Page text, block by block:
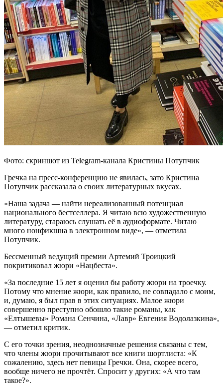
Фото: скриншот из Telegram-канала Кристины Потупчик
Гречка на пресс-конференцию не явилась, зато Кристина
Потупчик рассказала о своих литературных вкусах.
«Наша задача — найти нереализованный потенциал
национального бестселлера. Я читаю всю художественную
литературу, стараюсь слушать её в аудиоформате. Читаю
много нонфикшна в электронном виде», — отметила
Потупчик.
Бессменный ведущий премии Артемий Троицкий
покритиковал жюри «Нацбеста».
«За последние 15 лет я оценил бы работу жюри на троечку.
Потому что мнение жюри, как правило, не совпадало с моим,
и, думаю, я был прав в этих ситуациях. Малое жюри
совершенно преступно обошло такие романы, как
«Елтышевы» Романа Сенчина, «Лавр» Евгения Водолазкина»,
— отметил критик.
С его точки зрения, неоднозначные решения связаны с тем,
что члены жюри прочитывают все книги шортлиста: «К
сожалению, здесь нет певицы Гречки. Она, скорее всего,
вообще ничего не прочтёт. Спросит у других: «А что там
такое?».